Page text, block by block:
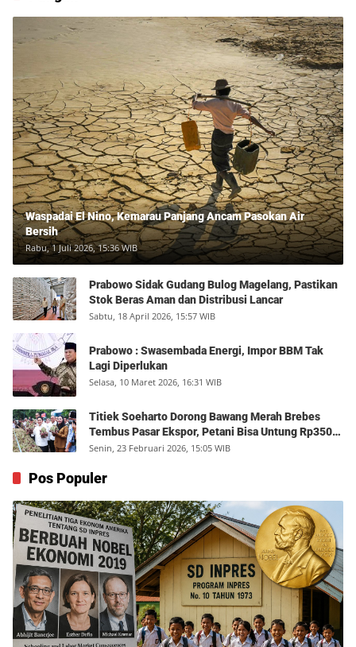
Waspadai El Nino, Kemarau Panjang Ancam Pasokan Air
Bersih
Rabu, 1 Juli 2026, 15:36 WIB
Prabowo Sidak Gudang Bulog Magelang, Pastikan
Stok Beras Aman dan Distribusi Lancar
Sabtu, 18 April 2026, 15:57 WIB
Prabowo : Swasembada Energi, Impor BBM Tak
Lagi Diperlukan
Selasa, 10 Maret 2026, 16:31 WIB
Titiek Soeharto Dorong Bawang Merah Brebes
Tembus Pasar Ekspor, Petani Bisa Untung Rp350
Juta per Hektare
Senin, 23 Februari 2026, 15:05 WIB
Pos Populer